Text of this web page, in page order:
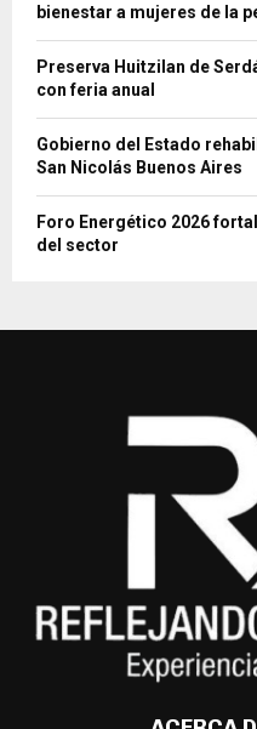
bienestar a mujeres de la
Preserva Huitzilan de
con feria anual
Gobierno del Estado
San Nicolás Buenos Aires
Foro Energético 2026
del sector